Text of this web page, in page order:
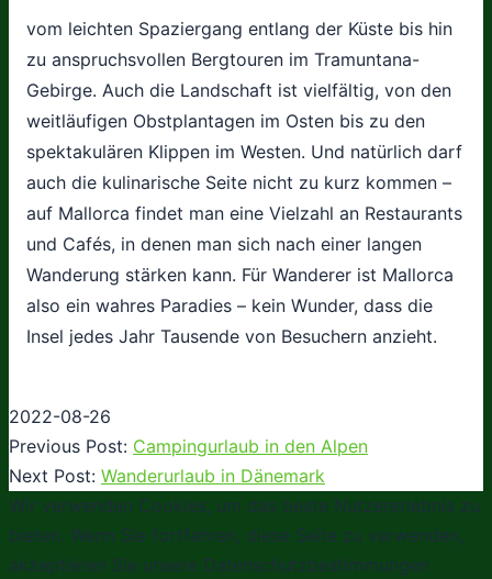
vom leichten Spaziergang entlang der Küste bis hin
zu anspruchsvollen Bergtouren im Tramuntana-
Gebirge. Auch die Landschaft ist vielfältig, von den
weitläufigen Obstplantagen im Osten bis zu den
spektakulären Klippen im Westen. Und natürlich darf
auch die kulinarische Seite nicht zu kurz kommen –
auf Mallorca findet man eine Vielzahl an Restaurants
und Cafés, in denen man sich nach einer langen
Wanderung stärken kann. Für Wanderer ist Mallorca
also ein wahres Paradies – kein Wunder, dass die
Insel jedes Jahr Tausende von Besuchern anzieht.
2022-08-26
Previous Post: Campingurlaub in den Alpen
Next Post: Wanderurlaub in Dänemark
Wir verwenden Cookies, um das beste Nutzererlebnis zu
bieten. Wenn Sie fortfahren, diese Seite zu verwenden,
akzeptieren Sie unsere Datenschutzbestimmungen